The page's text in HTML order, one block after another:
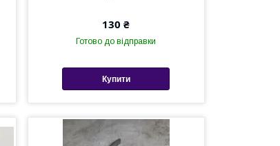
130 ₴
Готово до відправки
Купити